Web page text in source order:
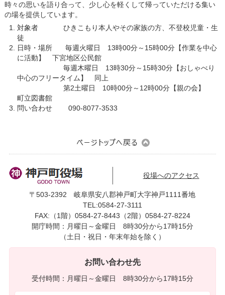
時々の思いを語り合って、少し心を軽くして帰っていただける集い
の場を提供しています。
対象者 ひきこもり本人やその家族の方、不登校児童・生
徒
日時・場所 毎週火曜日 13時00分～15時00分【作業を中心
に活動】 下宮地区公民館
毎週木曜日 13時30分～15時30分【おしゃべり
中心のフリータイム】 同上
第2土曜日 10時00分～12時00分【親の会】
町立図書館
問い合わせ 090-8077-3533
役場へのアクセス
〒503-2392 岐阜県安八郡神戸町大字神戸1111番地
TEL:0584-27-3111
FAX:（1階）0584-27-8443（2階）0584-27-8224
開庁時間：月曜日～金曜日 8時30分から17時15分
（土日・祝日・年末年始を除く）
お問い合わせ先
受付時間：月曜日～金曜日 8時30分から17時15分